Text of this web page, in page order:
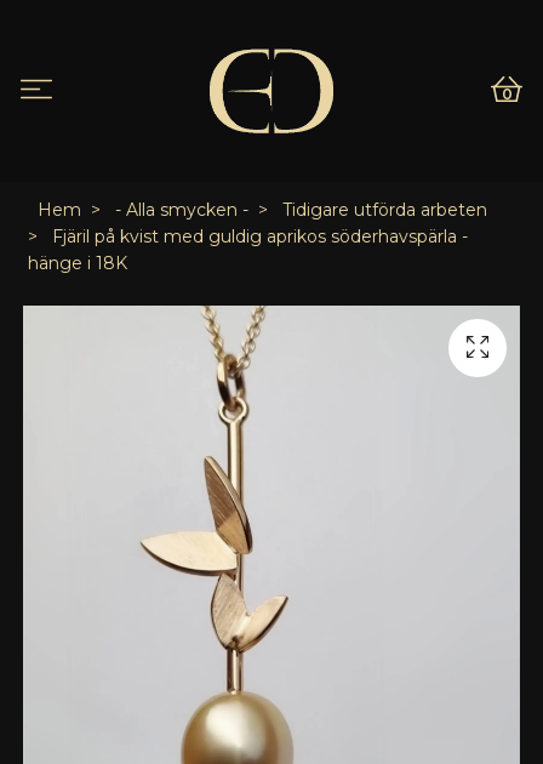
0
Hem - Alla smycken -
Tidigare utförda arbeten
Fjäril på kvist med guldig aprikos söderhavspärla -
hänge i 18K